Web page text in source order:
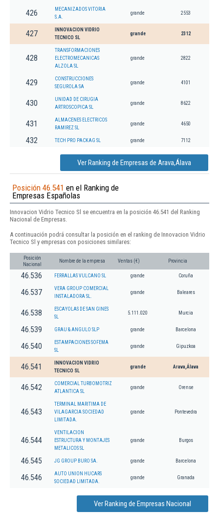
426
MECANIZADOS VITORIA
S.A.
grande 2553
427
INNOVACION VIDRIO
TECNICO SL
grande 2312
428
TRANSFORMACIONES
ELECTROMECANICAS
ALZOLA SL
grande 2822
429
CONSTRUCCIONES
SEGUROLA SA
grande 4101
430
UNIDAD DE CIRUGIA
ARTROSCOPICA SL
grande 8622
431
ALMACENES ELECTRICOS
RAMIREZ SL
grande 4650
432 TECH PRO PACKAG SL grande 7112
Ver Ranking de Empresas de Arava,Álava
Posición 46.541 en el Ranking de
Empresas Españolas
Innovacion Vidrio Tecnico Sl se encuentra en la posición 46.541 del Ranking
Nacional de Empresas.
A continuación podrá consultar la posición en el ranking de Innovacion Vidrio
Tecnico Sl y empresas con posiciones similares:
Posición
Nacional
Nombre de la empresa Ventas (€) Provincia
46.536 FERRALLAS VULCANO SL grande Coruña
46.537
VERA GROUP COMERCIAL
INSTALADORA SL.
grande Baleares
46.538
ESCAYOLAS DE SAN GINES
SL
5.111.020 Murcia
46.539 GRAU & ANGULO SLP grande Barcelona
46.540
ESTAMPACIONES SOFEMA
SL
grande Gipuzkoa
46.541
INNOVACION VIDRIO
TECNICO SL
grande Arava,Álava
46.542
COMERCIAL TURBOMOTRIZ
ATLANTICA SL
grande Orense
46.543
TERMINAL MARITIMA DE
VILAGARCIA SOCIEDAD
LIMITADA.
grande Pontevedra
46.544
VENTILACION
ESTRUCTURA Y MONTAJES
METALICOS SL
grande Burgos
46.545 JG GROUP BURO SA. grande Barcelona
46.546
AUTO UNION HUCARS
SOCIEDAD LIMITADA.
grande Granada
Ver Ranking de Empresas Nacional